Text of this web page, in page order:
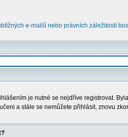
e-mailů nebo právních záležitostí
je nutné se nejdříve registrovat.
a stále se nemůžete přihlásit, znovu